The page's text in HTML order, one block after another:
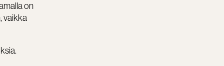
on
vaikka